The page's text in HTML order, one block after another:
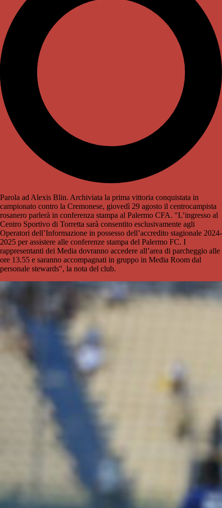
Parola ad Alexis Blin. Archiviata la prima vittoria conquistata in
campionato contro la Cremonese, giovedì 29 agosto il centrocampista
rosanero parlerà in conferenza stampa al Palermo CFA. "L’ingresso al
Centro Sportivo di Torretta sarà consentito esclusivamente agli
Operatori dell’Informazione in possesso dell’accredito stagionale 2024-
2025 per assistere alle conferenze stampa del Palermo FC. I
rappresentanti dei Media dovranno accedere all’area di parcheggio alle
ore 13.55 e saranno accompagnati in gruppo in Media Room dal
personale stewards", la nota del club.